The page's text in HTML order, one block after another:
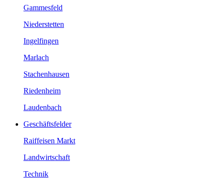
Gammesfeld
Niederstetten
Ingelfingen
Marlach
Stachenhausen
Riedenheim
Laudenbach
Geschäftsfelder
Raiffeisen Markt
Landwirtschaft
Technik